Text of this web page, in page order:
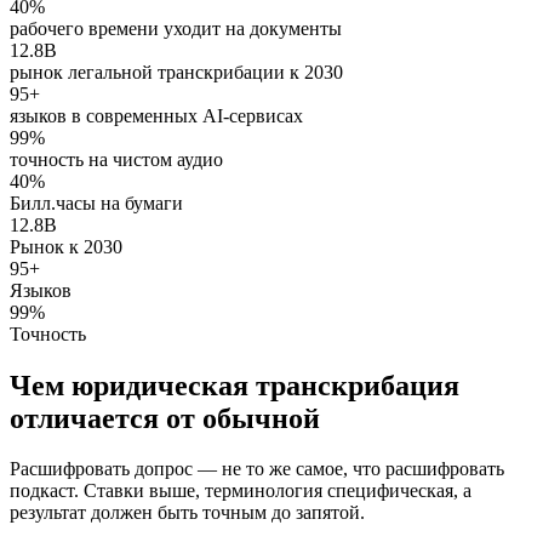
40%
рабочего времени уходит на документы
12.8B
рынок легальной транскрибации к 2030
95+
языков в современных AI-сервисах
99%
точность на чистом аудио
40%
Билл.часы на бумаги
12.8B
Рынок к 2030
95+
Языков
99%
Точность
Чем юридическая транскрибация
отличается от обычной
Расшифровать допрос — не то же самое, что расшифровать
подкаст. Ставки выше, терминология специфическая, а
результат должен быть точным до запятой.